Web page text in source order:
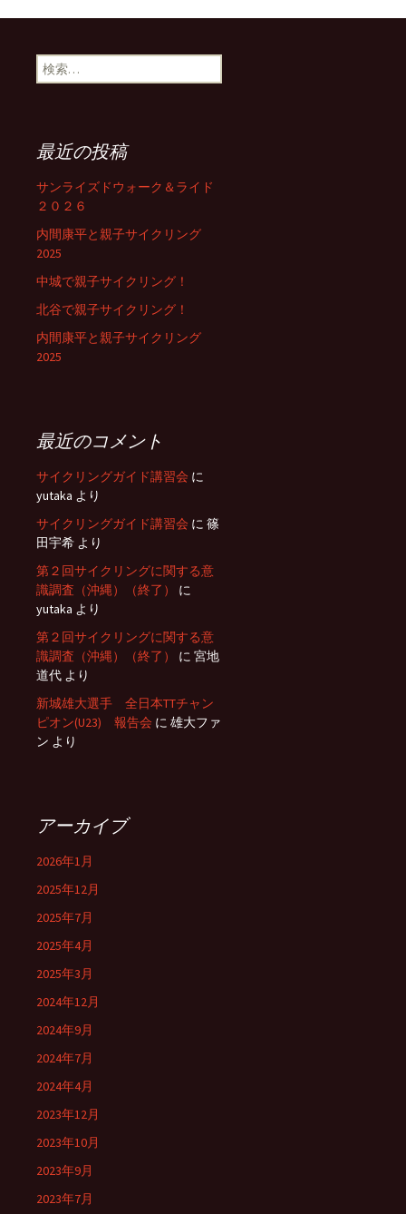
検
索:
最近の投稿
サンライズドウォーク＆ライド
２０２６
内間康平と親子サイクリング
2025
中城で親子サイクリング！
北谷で親子サイクリング！
内間康平と親子サイクリング
2025
最近のコメント
サイクリングガイド講習会 に
yutaka より
サイクリングガイド講習会 に 篠
田宇希 より
第２回サイクリングに関する意
識調査（沖縄）（終了）
に
yutaka より
第２回サイクリングに関する意
識調査（沖縄）（終了）
に 宮地
道代 より
新城雄大選手 全日本TTチャン
ピオン(U23) 報告会 に 雄大ファ
ン より
アーカイブ
2026年1月
2025年12月
2025年7月
2025年4月
2025年3月
2024年12月
2024年9月
2024年7月
2024年4月
2023年12月
2023年10月
2023年9月
2023年7月